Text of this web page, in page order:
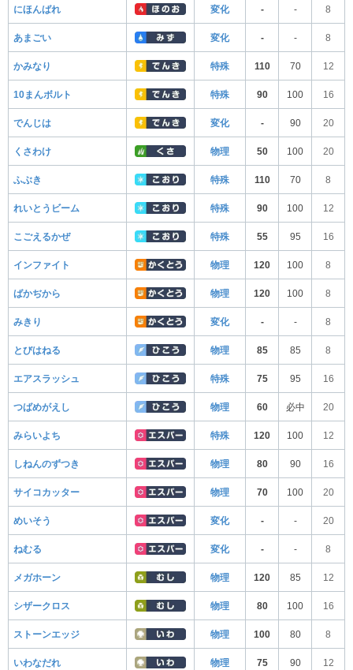
にほんばれ 変化 - - 8
あまごい 変化 - - 8
かみなり 特殊 110 70 12
10まんボルト 特殊 90 100 16
でんじは 変化 - 90 20
くさわけ 物理 50 100 20
ふぶき 特殊 110 70 8
れいとうビーム 特殊 90 100 12
こごえるかぜ 特殊 55 95 16
インファイト 物理 120 100 8
ばかぢから 物理 120 100 8
みきり 変化 - - 8
とびはねる 物理 85 85 8
エアスラッシュ 特殊 75 95 16
つばめがえし 物理 60 必中 20
みらいよち 特殊 120 100 12
しねんのずつき 物理 80 90 16
サイコカッター 物理 70 100 20
めいそう 変化 - - 20
ねむる 変化 - - 8
メガホーン 物理 120 85 12
シザークロス 物理 80 100 16
ストーンエッジ 物理 100 80 8
いわなだれ 物理 75 90 12